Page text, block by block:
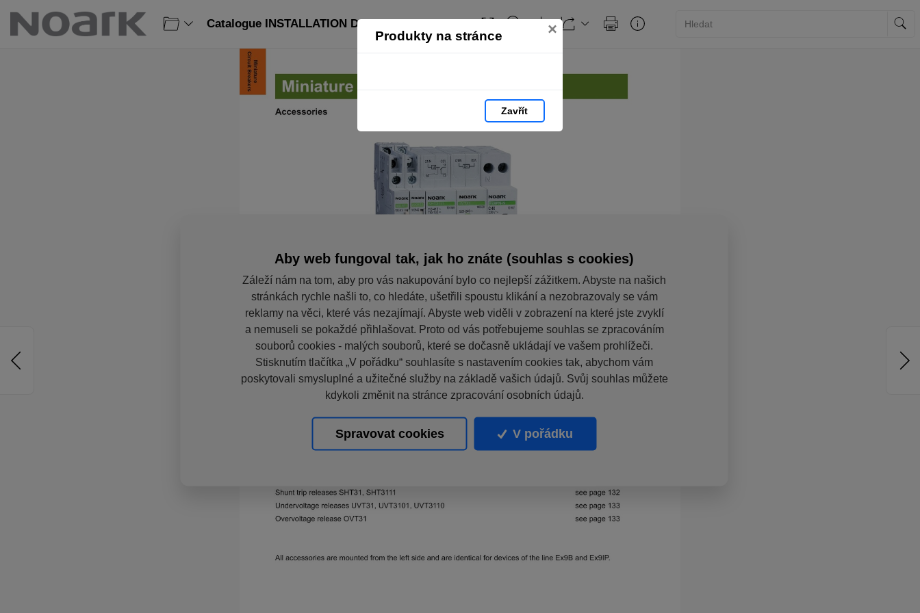
Produkty na stránce ×
Zavřít
Catalogue INSTALLATION DEVICES: strana 38
Aby web fungoval tak, jak ho znáte (souhlas s cookies)
Záleží nám na tom, aby pro vás nakupování bylo co nejlepší zážitkem. Abyste na našich
stránkách rychle našli to, co hledáte, ušetřili spoustu klikání a nezobrazovaly se vám
reklamy na věci, které vás nezajímají. Abyste web viděli v zobrazení na které jste zvyklí
a nemuseli se pokaždé přihlašovat. Proto od vás potřebujeme souhlas se zpracováním
souborů cookies - malých souborů, které se dočasně ukládají ve vašem prohlížeči.
Stisknutím tlačítka „V pořádku“ souhlasíte s nastavením cookies tak, abychom vám
poskytovali smysluplné a užitečné služby na základě vašich údajů. Svůj souhlas můžete
kdykoli změnit na stránce zpracování osobních údajů.
Spravovat cookies V pořádku